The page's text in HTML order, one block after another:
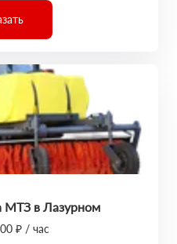
МТЗ в Лазурном
₽ / час